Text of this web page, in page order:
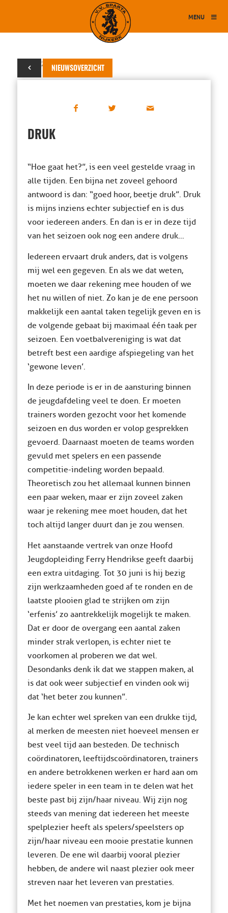
MENU
NIEUWSOVERZICHT
20 mei 2019
DRUK
“Hoe gaat het?”, is een veel gestelde vraag in
alle tijden. Een bijna net zoveel gehoord
antwoord is dan: “goed hoor, beetje druk”. Druk
is mijns inziens echter subjectief en is dus
voor iedereen anders. En dan is er in deze tijd
van het seizoen ook nog een andere druk…
Iedereen ervaart druk anders, dat is volgens
mij wel een gegeven. En als we dat weten,
moeten we daar rekening mee houden of we
het nu willen of niet. Zo kan je de ene persoon
makkelijk een aantal taken tegelijk geven en is
de volgende gebaat bij maximaal één taak per
seizoen. Een voetbalvereniging is wat dat
betreft best een aardige afspiegeling van het
‘gewone leven’.
In deze periode is er in de aansturing binnen
de jeugdafdeling veel te doen. Er moeten
trainers worden gezocht voor het komende
seizoen en dus worden er volop gesprekken
gevoerd. Daarnaast moeten de teams worden
gevuld met spelers en een passende
competitie-indeling worden bepaald.
Theoretisch zou het allemaal kunnen binnen
een paar weken, maar er zijn zoveel zaken
waar je rekening mee moet houden, dat het
toch altijd langer duurt dan je zou wensen.
Het aanstaande vertrek van onze Hoofd
Jeugdopleiding Ferry Hendrikse geeft daarbij
een extra uitdaging. Tot 30 juni is hij bezig
zijn werkzaamheden goed af te ronden en de
laatste plooien glad te strijken om zijn
‘erfenis’ zo aantrekkelijk mogelijk te maken.
Dat er door de overgang een aantal zaken
minder strak verlopen, is echter niet te
voorkomen al proberen we dat wel.
Desondanks denk ik dat we stappen maken, al
is dat ook weer subjectief en vinden ook wij
dat ‘het beter zou kunnen”.
Je kan echter wel spreken van een drukke tijd,
al merken de meesten niet hoeveel mensen er
best veel tijd aan besteden. De technisch
coördinatoren, leeftijdscoördinatoren, trainers
en andere betrokkenen werken er hard aan om
iedere speler in een team in te delen wat het
beste past bij zijn/haar niveau. Wij zijn nog
steeds van mening dat iedereen het meeste
spelplezier heeft als spelers/speelsters op
zijn/haar niveau een mooie prestatie kunnen
leveren. De ene wil daarbij vooral plezier
hebben, de andere wil naast plezier ook meer
streven naar het leveren van prestaties.
Met het noemen van prestaties, kom je bijna